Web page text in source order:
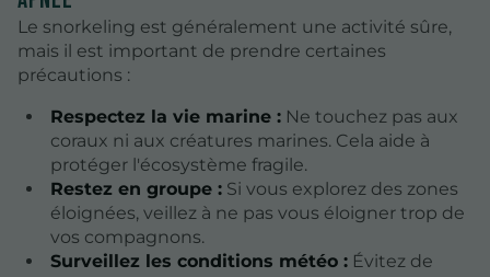
Le snorkeling est généralement une activité sûre,
mais il est important de prendre certaines
précautions :
Respectez la vie marine :Ne touchez pas aux
coraux ni aux créatures marines. Cela aide à
protéger l'écosystème fragile.
Restez en groupe :Si vous explorez des zones
éloignées, veillez à ne pas vous éloigner trop de
vos compagnons.
Surveillez les conditions météo :Évitez de